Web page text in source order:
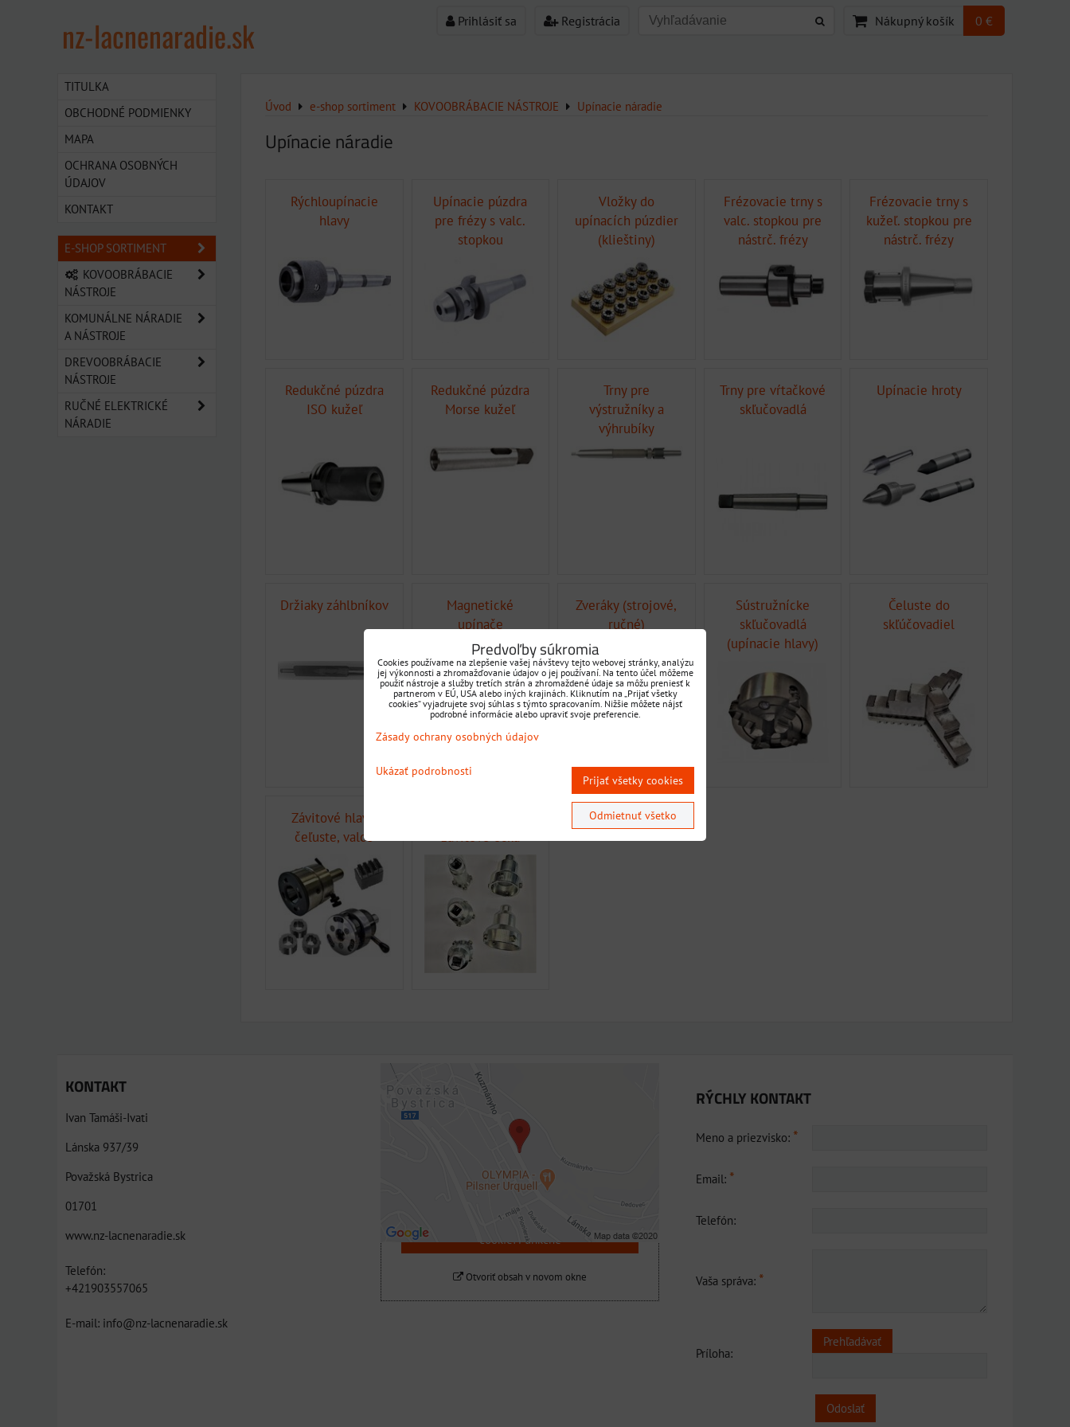
Prihlásiť sa Registrácia Nákupný košík 0 €
nz-lacnenaradie.sk
Úvod e-shop sortiment KOVOOBRÁBACIE NÁSTROJE Upínacie náradie
Upínacie náradie
Rýchloupínacie
hlavy
Upínacie púzdra
pre frézy s valc.
stopkou
Vložky do
upínacích púzdier
(klieštiny)
Frézovacie trny s
valc. stopkou pre
nástrč. frézy
Frézovacie trny s
kužeľ. stopkou pre
nástrč. frézy
Redukčné púzdra
ISO kužeľ
Redukčné púzdra
Morse kužeľ
Trny pre
výstružníky a
výhrubíky
Trny pre vŕtačkové
skľučovadlá
Upínacie hroty
Držiaky záhlbníkov
Magnetické
upínače
Zveráky (strojové,
ručné)
Sústružnícke
skľučovadlá
(upínacie hlavy)
Čeluste do
skľúčovadiel
Závitové hlavy,
čeľuste, valce
závitové očká
TITULKA
OBCHODNÉ PODMIENKY
MAPA
OCHRANA OSOBNÝCH
ÚDAJOV
KONTAKT
E-SHOP SORTIMENT
KOVOOBRÁBACIE
NÁSTROJE
KOMUNÁLNE NÁRADIE
A NÁSTROJE
DREVOOBRÁBACIE
NÁSTROJE
RUČNÉ ELEKTRICKÉ
NÁRADIE
KONTAKT
Ivan Tamáši-Ivati
Lánska 937/39
Považská Bystrica
01701
www.nz-lacnenaradie.sk
Telefón:
+421903557065
E-mail: info@nz-lacnenaradie.sk
Externý obsah je blokovaný Voľbami
súkromia
Prajete si načítať externý obsah?
Povoliť tentokrát
Povoliť a zapamätať - súhlas s druhom
cookie: Funkčné
Otvoriť obsah v novom okne
RÝCHLY KONTAKT
Meno a priezvisko: *
Email: *
Telefón:
Vaša správa: *
Príloha:
Odoslať
Predvoľby súkromia
Cookies používame na zlepšenie vašej návštevy tejto webovej stránky, analýzu
jej výkonnosti a zhromažďovanie údajov o jej používaní. Na tento účel môžeme
použiť nástroje a služby tretích strán a zhromaždené údaje sa môžu preniesť k
partnerom v EÚ, USA alebo iných krajinách. Kliknutím na „Prijať všetky
cookies“ vyjadrujete svoj súhlas s týmto spracovaním. Nižšie môžete nájsť
podrobné informácie alebo upraviť svoje preferencie.
Zásady ochrany osobných údajov
Ukázať podrobnosti
Prijať všetky cookies
Odmietnuť všetko